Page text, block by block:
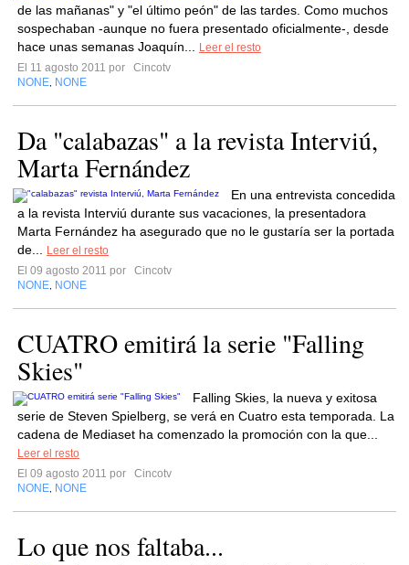
de las mañanas" y "el último peón" de las tardes. Como muchos
sospechaban -aunque no fuera presentado oficialmente-, desde
hace unas semanas Joaquín...
Leer el resto
El 11 agosto 2011 por
Cincotv
NONE NONE
Da "calabazas" a la revista Interviú,
Marta Fernández
En una entrevista concedida
a la revista Interviú durante sus vacaciones, la presentadora
Marta Fernández ha asegurado que no le gustaría ser la portada
de...
Leer el resto
El 09 agosto 2011 por
Cincotv
NONE NONE
CUATRO emitirá la serie "Falling
Skies"
Falling Skies, la nueva y exitosa
serie de Steven Spielberg, se verá en Cuatro esta temporada. La
cadena de Mediaset ha comenzado la promoción con la que...
Leer el resto
El 09 agosto 2011 por
Cincotv
NONE NONE
Lo que nos faltaba...